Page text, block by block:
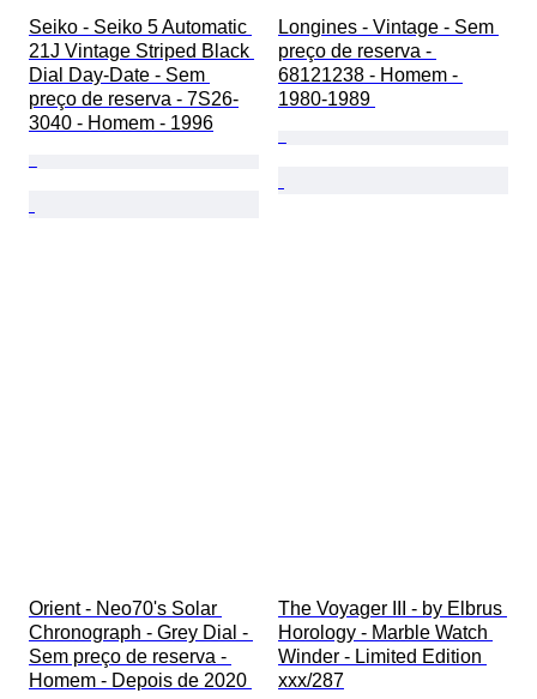
Seiko - Seiko 5 Automatic
21J Vintage Striped Black
Dial Day-Date - Sem
preço de reserva - 7S26-
3040 - Homem - 1996
Longines - Vintage - Sem
preço de reserva -
68121238 - Homem -
1980-1989
Orient - Neo70's Solar
Chronograph - Grey Dial -
Sem preço de reserva -
Homem - Depois de 2020
The Voyager III - by Elbrus
Horology - Marble Watch
Winder - Limited Edition
xxx/287